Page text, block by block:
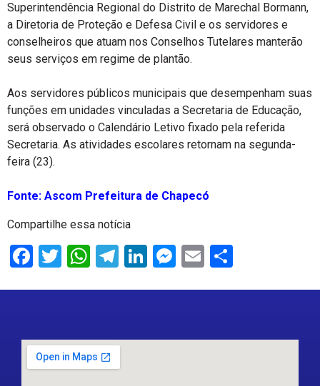
Superintendência Regional do Distrito de Marechal Bormann,
a Diretoria de Proteção e Defesa Civil e os servidores e
conselheiros que atuam nos Conselhos Tutelares manterão
seus serviços em regime de plantão.
Aos servidores públicos municipais que desempenham suas
funções em unidades vinculadas a Secretaria de Educação,
será observado o Calendário Letivo fixado pela referida
Secretaria. As atividades escolares retornam na segunda-
feira (23).
Fonte: Ascom Prefeitura de Chapecó
Compartilhe essa notícia
Facebook
Twitter
WhatsApp
Telegram
LinkedIn
Messenger
Email